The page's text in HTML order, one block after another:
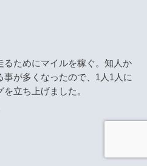
ためにマイルを稼ぐ。知人か
が多くなったので、1人1人に
立ち上げました。